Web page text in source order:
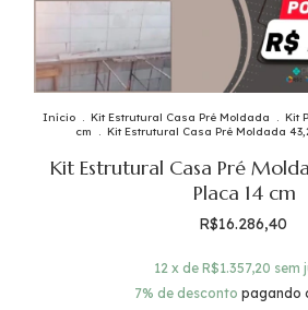
Início Kit Estrutural Casa Pré Moldada
Kit
cm
Kit Estrutural Casa Pré Moldada
Kit Estrutural Casa Pré
Placa 14 cm
R$16.286,40
12 x de R$1.357,20 sem
7% de desconto pagando